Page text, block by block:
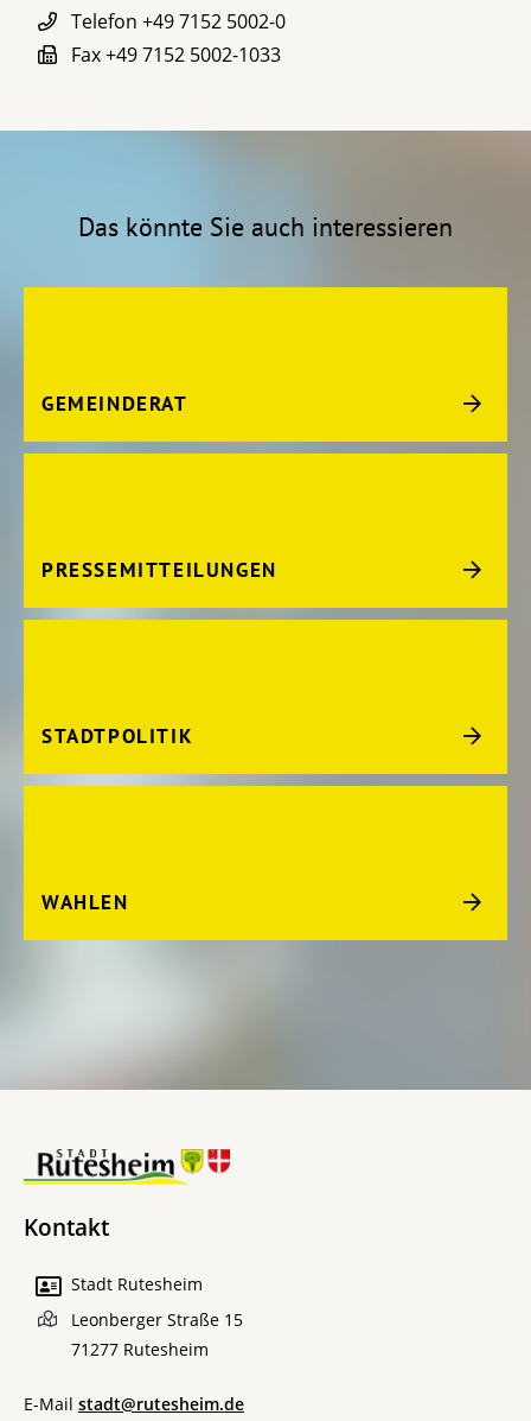
Telefon +49 7152 5002-0
Fax+49 7152 5002-1033
Das könnte Sie auch interessieren
GEMEINDERAT
PRESSEMITTEILUNGEN
STADTPOLITIK
WAHLEN
Kontakt
Stadt Rutesheim
Leonberger Straße 15
71277 Rutesheim
E-Mail stadt@rutesheim.de